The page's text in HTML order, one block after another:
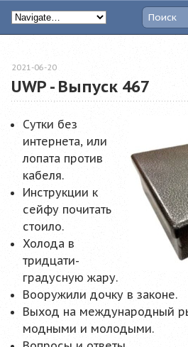
UWP - Выпуск 467
2021-06-20
Сутки без
интернета, или
лопата против
кабеля.
Инструкции к
сейфу почитать
стоило.
Холода в
тридцати-
градусную жару.
Вооружили дочку в законе.
Выход на международный
модными и молодыми.